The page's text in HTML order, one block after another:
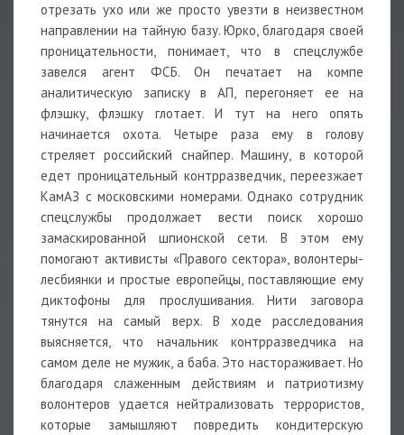
отрезать ухо или же просто увезти в неизвестном
направлении на тайную базу. Юрко, благодаря своей
проницательности, понимает, что в спецслужбе
завелся агент ФСБ. Он печатает на компе
аналитическую записку в АП, перегоняет ее на
флэшку, флэшку глотает. И тут на него опять
начинается охота. Четыре раза ему в голову
стреляет российский снайпер. Машину, в которой
едет проницательный контрразведчик, переезжает
КамАЗ с московскими номерами. Однако сотрудник
спецслужбы продолжает вести поиск хорошо
замаскированной шпионской сети. В этом ему
помогают активисты «Правого сектора», волонтеры-
лесбиянки и простые европейцы, поставляющие ему
диктофоны для прослушивания. Нити заговора
тянутся на самый верх. В ходе расследования
выясняется, что начальник контрразведчика на
самом деле не мужик, а баба. Это настораживает. Но
благодаря слаженным действиям и патриотизму
волонтеров удается нейтрализовать террористов,
которые замышляют повредить кондитерскую